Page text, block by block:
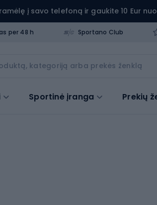
į savo telefoną ir gaukite 10 Eur
per 48 h Sportano Club
Sportinė įranga Prekių